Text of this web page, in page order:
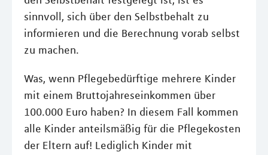
sinnvoll, sich über den Selbstbehalt zu
informieren und die Berechnung vorab selbst
zu machen.
Was, wenn Pflegebedürftige mehrere Kinder
mit einem Bruttojahreseinkommen über
100.000 Euro haben? In diesem Fall kommen
alle Kinder anteilsmäßig für die Pflegekosten
der Eltern auf! Lediglich Kinder mit